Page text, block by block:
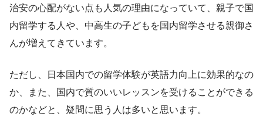
治安の心配がない点も人気の理由になっていて、親子で国
内留学する人や、中高生の子どもを国内留学させる親御さ
んが増えてきています。
ただし、日本国内での留学体験が英語力向上に効果的なの
か、また、国内で質のいいレッスンを受けることができる
のかなどと、疑問に思う人は多いと思います。